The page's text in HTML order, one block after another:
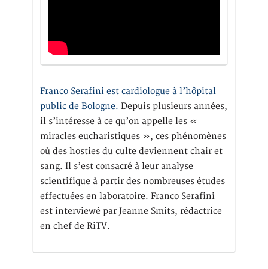
Franco Serafini est cardiologue à l’hôpital
public de Bologne. Depuis plusieurs années,
il s’intéresse à ce qu’on appelle les «
miracles eucharistiques », ces phénomènes
où des hosties du culte deviennent chair et
sang. Il s’est consacré à leur analyse
scientifique à partir des nombreuses études
effectuées en laboratoire. Franco Serafini
est interviewé par Jeanne Smits, rédactrice
en chef de RiTV.